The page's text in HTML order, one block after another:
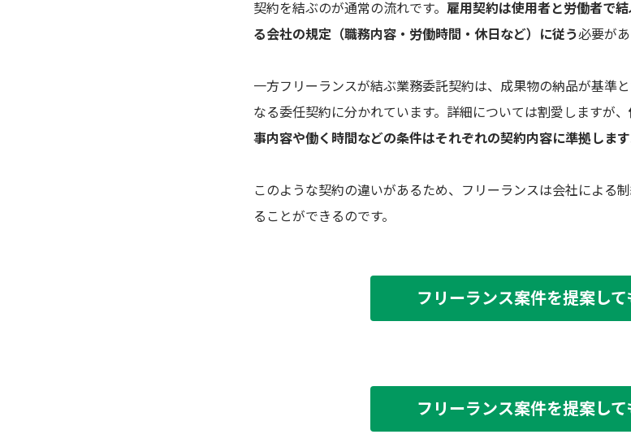
契約を結ぶのが通常の流れです。 雇用契約は使用者と労働者で
る会社の規定（職務内容・労働時間・休日など）に従う必要があ
一方フリーランスが結ぶ業務委託契約は、成果物の納品が基準
なる委任契約に分かれています。詳細については割愛しますが、
事内容や働く時間などの条件はそれぞれの契約内容に準拠します
このような契約の違いがあるため、フリーランスは会社による
ることができるのです。
フリーランス案件を提案して
フリーランス案件を提案して